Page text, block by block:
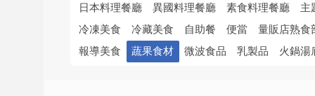
日本料理餐廳
異國料理餐廳 素食料理餐廳 主
冷凍美食
冷藏美食 自助餐 便當 量販店熟食
報導美食
蔬果食材 微波食品 乳製品 火鍋湯